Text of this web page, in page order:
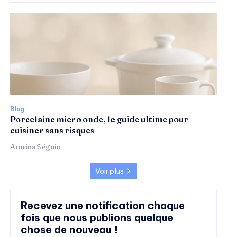
Blog
Porcelaine micro onde, le guide ultime pour
cuisiner sans risques
Armina Séguin
Voir plus
Recevez une notification chaque
fois que nous publions quelque
chose de nouveau !